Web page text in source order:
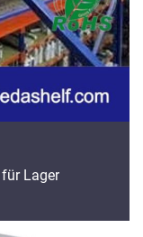
Lager